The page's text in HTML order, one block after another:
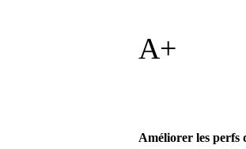
A+
Améliorer les perfs